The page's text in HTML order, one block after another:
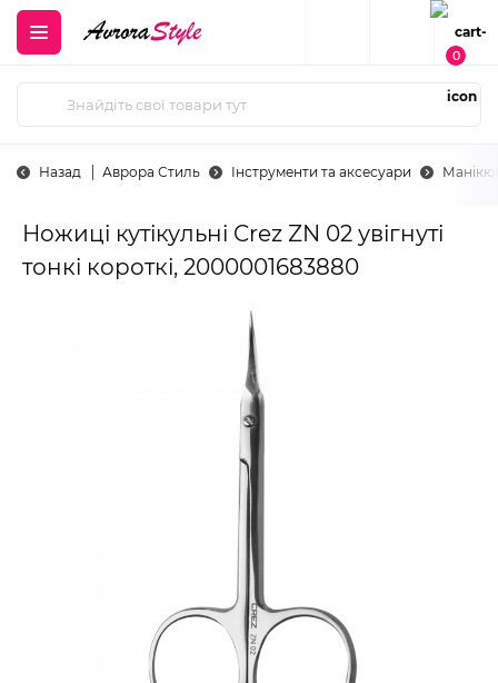
0
Назад Аврора Стиль Інструменти та аксесуари
Ножиці кутікульні Crez ZN 02 увігнуті
тонкі короткі, 2000001683880